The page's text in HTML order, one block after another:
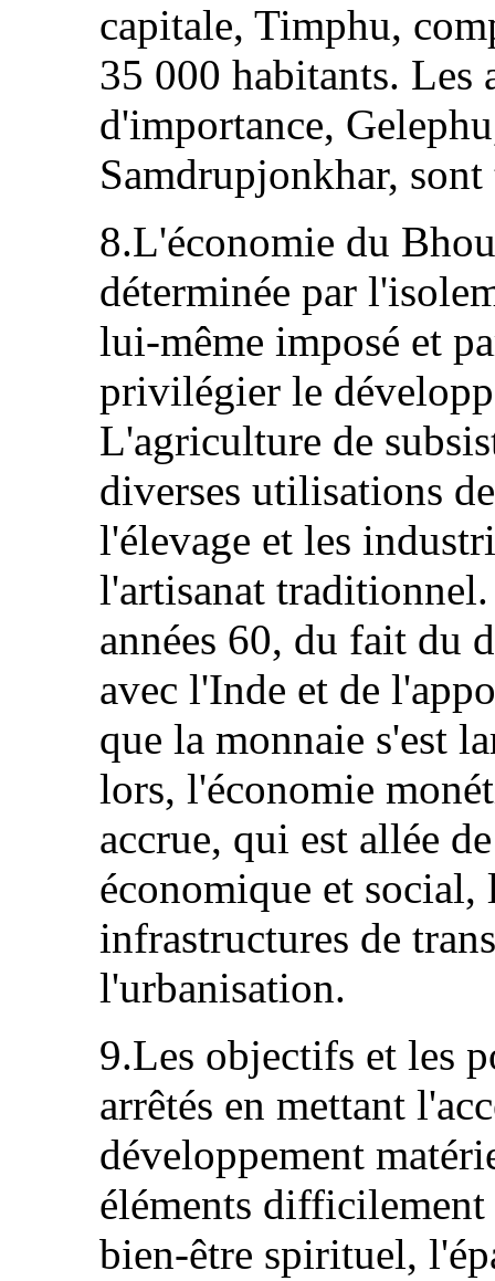
capitale, Timphu,
35 000 habitants. Les
d'importance,
Samdrupjonkhar,
8.L'économie du
déterminée par
lui‑même imposé et
privilégier le
L'agriculture de
diverses utilisations
l'élevage et les
l'artisanat traditionnel.
années 60, du fait du
avec l'Inde et de
que la monnaie s'est
lors, l'économie
accrue, qui est allée
économique et
infrastructures de
l'urbanisation.
9.Les objectifs et les
arrêtés en mettant
développement
éléments
bien‑être spirituel,